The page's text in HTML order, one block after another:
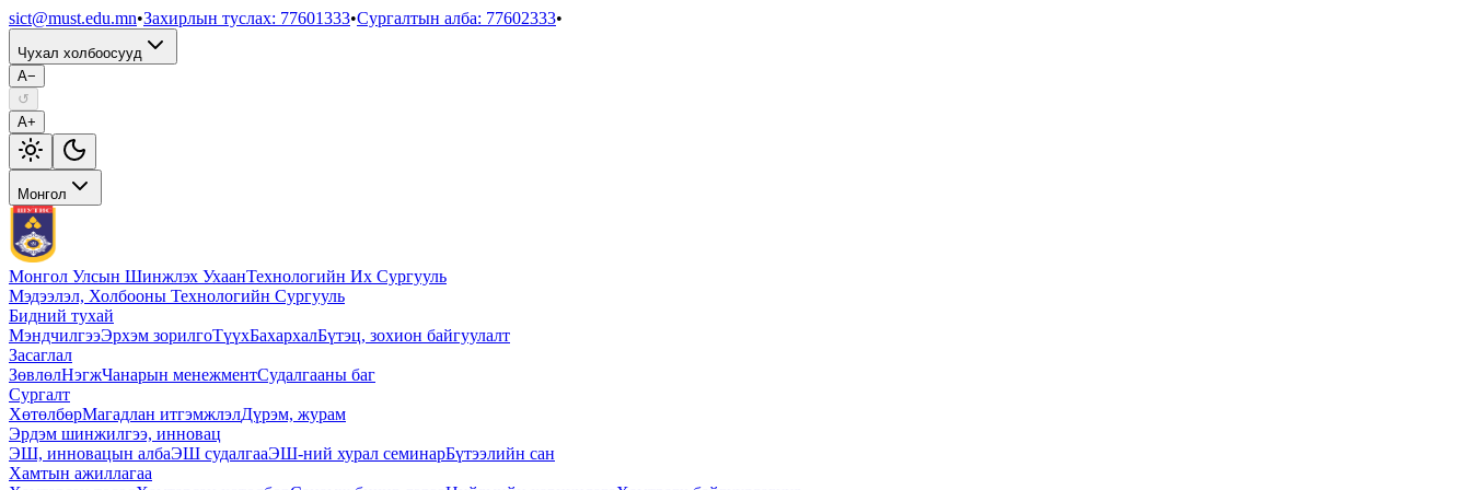
sict@must.edu.mn•Захирлын туслах: 77601333•Сургалтын алба: 77602333•
Чухал холбоосууд
A−
↺
A+
Монгол
Монгол Улсын Шинжлэх УхаанТехнологийн Их Сургууль
Мэдээлэл, Холбооны Технологийн Сургууль
Бидний тухай
МэндчилгээЭрхэм зорилгоТүүхБахархалБүтэц, зохион байгуулалт
Засаглал
ЗөвлөлНэгжЧанарын менежментСудалгааны баг
Сургалт
ХөтөлбөрМагадлан итгэмжлэлДүрэм, журам
Эрдэм шинжилгээ, инновац
ЭШ, инновацын албаЭШ судалгааЭШ-ний хурал семинарБүтээлийн сан
Хамтын ажиллагаа